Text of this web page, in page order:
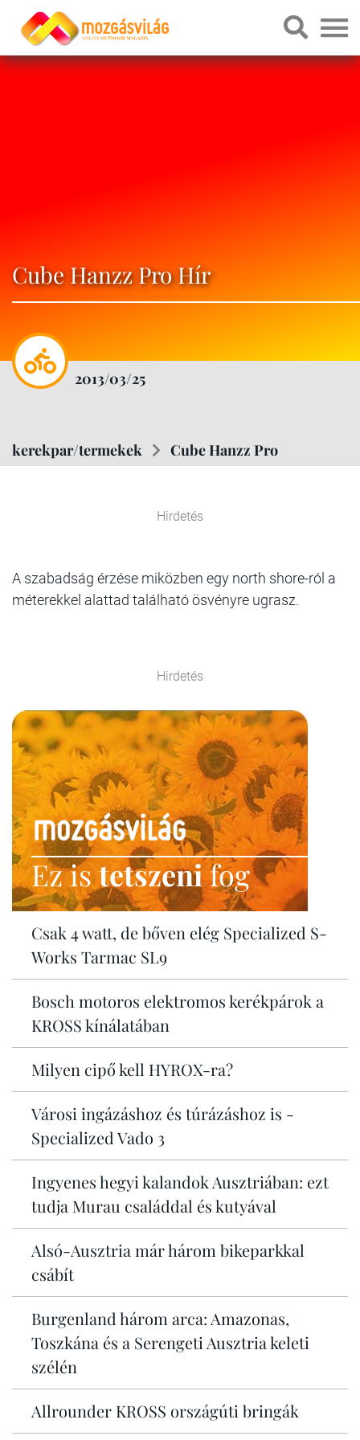
Cube Hanzz Pro Hír
2013/03/25
kerekpar/termekek Cube Hanzz Pro
Hirdetés
A szabadság érzése miközben egy north shore-ról a
méterekkel alattad található ösvényre ugrasz.
Hirdetés
Ez istetszenifog
Csak 4 watt, de bőven elég Specialized S-
Works Tarmac SL9
Bosch motoros elektromos kerékpárok a
KROSS kínálatában
Milyen cipő kell HYROX-ra?
Városi ingázáshoz és túrázáshoz is -
Specialized Vado 3
Ingyenes hegyi kalandok Ausztriában: ezt
tudja Murau családdal és kutyával
Alsó-Ausztria már három bikeparkkal
csábít
Burgenland három arca: Amazonas,
Toszkána és a Serengeti Ausztria keleti
szélén
Allrounder KROSS országúti bringák